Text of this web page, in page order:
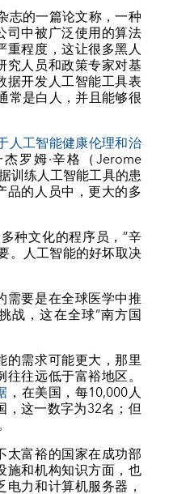
志的一篇论文称，一种
司中被广泛使用的算法
重程度，这让很多黑人
究人员和政策专家对基
据开发人工智能工具表
常是白人，并且能够很
人工智能健康伦理和治
罗姆·辛格（Jerome
训练人工智能工具的患
品的人员中，更大的多
种文化的程序员，”辛
。人工智能的好坏取决
需要是在全球医学中推
战，这在全球“南方国
的需求可能更大，那里
往远低于富裕地区。
，在美国，每10,000人
，这一数字为32名；但
太富裕的国家在成功部
施和机构知识方面，也
力和计算机服务器，